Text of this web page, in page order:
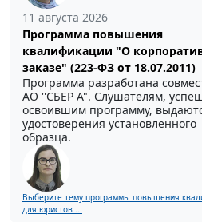
11 августа 2026
Программа повышения
квалификации "О
заказе" (223-ФЗ от 18.07.2011)
Программа разработана
АО ''СБЕР А". Слушателям,
освоившим программу,
удостоверения установленного
образца.
Выберите тему программы повышения
для юристов ...